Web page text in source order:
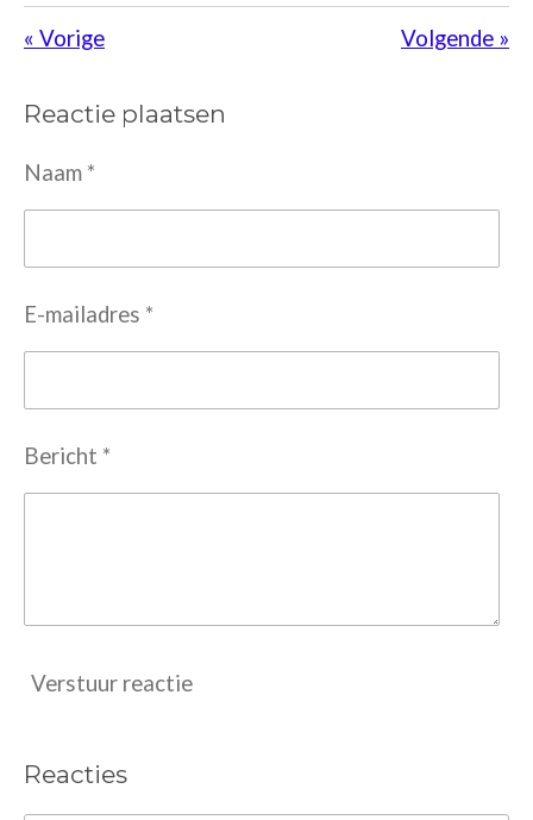
« Vorige Volgende »
Reactie plaatsen
Naam *
E-mailadres *
Bericht *
Verstuur reactie
Reacties